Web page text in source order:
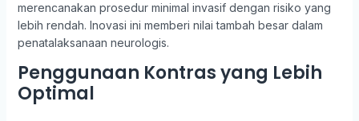
merencanakan prosedur minimal invasif dengan risiko yang
lebih rendah. Inovasi ini memberi nilai tambah besar dalam
penatalaksanaan neurologis.
Penggunaan Kontras yang Lebih
Optimal